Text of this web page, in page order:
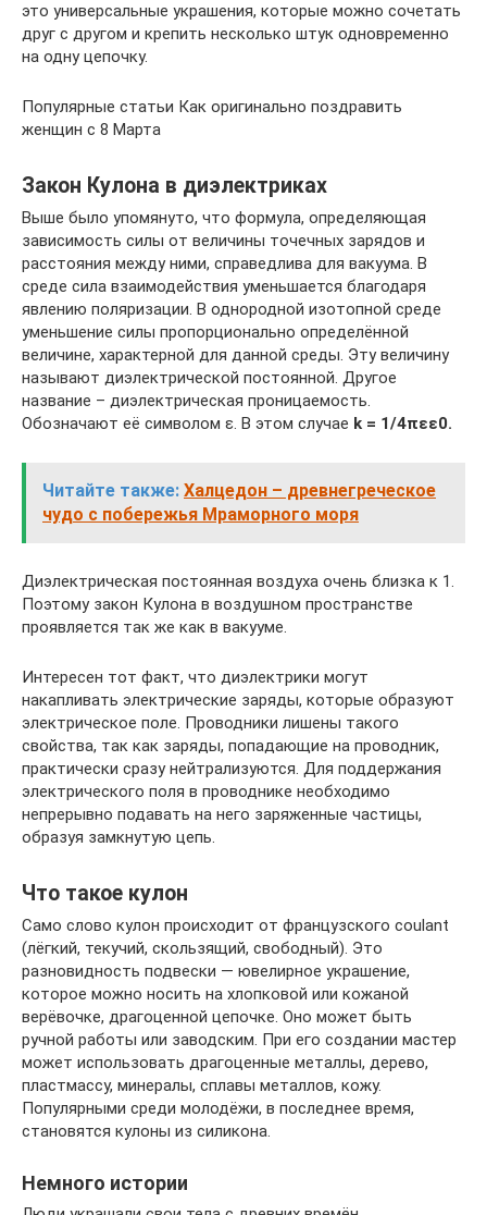
это универсальные украшения, которые можно сочетать
друг с другом и крепить несколько штук одновременно
на одну цепочку.
Популярные статьи Как оригинально поздравить
женщин с 8 Марта
Закон Кулона в диэлектриках
Выше было упомянуто, что формула, определяющая
зависимость силы от величины точечных зарядов и
расстояния между ними, справедлива для вакуума. В
среде сила взаимодействия уменьшается благодаря
явлению поляризации. В однородной изотопной среде
уменьшение силы пропорционально определённой
величине, характерной для данной среды. Эту величину
называют диэлектрической постоянной. Другое
название – диэлектрическая проницаемость.
Обозначают её символом ε. В этом случае k = 1/4πεε0.
Читайте также: Халцедон – древнегреческое
чудо с побережья Мраморного моря
Диэлектрическая постоянная воздуха очень близка к 1.
Поэтому закон Кулона в воздушном пространстве
проявляется так же как в вакууме.
Интересен тот факт, что диэлектрики могут
накапливать электрические заряды, которые образуют
электрическое поле. Проводники лишены такого
свойства, так как заряды, попадающие на проводник,
практически сразу нейтрализуются. Для поддержания
электрического поля в проводнике необходимо
непрерывно подавать на него заряженные частицы,
образуя замкнутую цепь.
Что такое кулон
Само слово кулон происходит от французского coulant
(лёгкий, текучий, скользящий, свободный). Это
разновидность подвески — ювелирное украшение,
которое можно носить на хлопковой или кожаной
верёвочке, драгоценной цепочке. Оно может быть
ручной работы или заводским. При его создании мастер
может использовать драгоценные металлы, дерево,
пластмассу, минералы, сплавы металлов, кожу.
Популярными среди молодёжи, в последнее время,
становятся кулоны из силикона.
Немного истории